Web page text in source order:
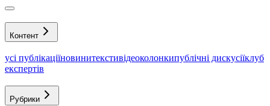
Контент
усі публікаціїновинитекстивідеоколонкипублічні дискусіїклуб
експертів
Рубрики